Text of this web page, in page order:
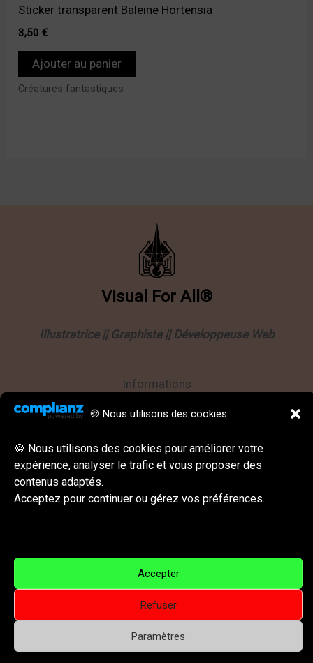
🍪 Nous utilisons des cookies
🍪 Nous utilisons des cookies pour améliorer votre
expérience, analyser le trafic et vous proposer des
contenus adaptés.
Acceptez pour continuer ou gérez vos préférences.
Accepter
Refuser
Paramètres
Sticker transparent Baleine Hortensia
3,50€
Ajouter au panier
Créatures fantastiques
Visual For All®
Illustratrice || Graphiste || Développeuse Web
Informations
Politique de confidentialité
CGU || CGV
Réseaux sociaux & Contact
Behance InstagramLinkedIn E-mail
Copyright © 2026 Visual For All – Arts visuels, illustration
et peinture contemporaine | Powered by Visual For All –